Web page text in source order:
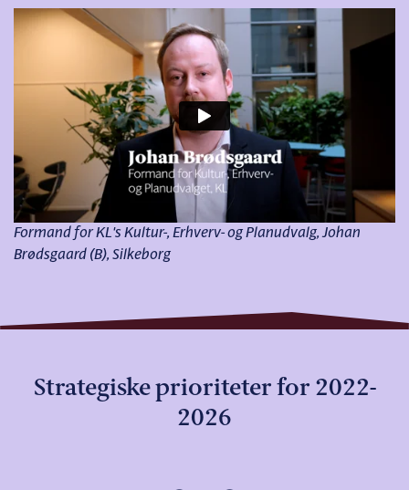
Formand for KL's Kultur-, Erhverv- og Planudvalg, Johan
Brødsgaard (B), Silkeborg
Strategiske prioriteter for 2022-
2026